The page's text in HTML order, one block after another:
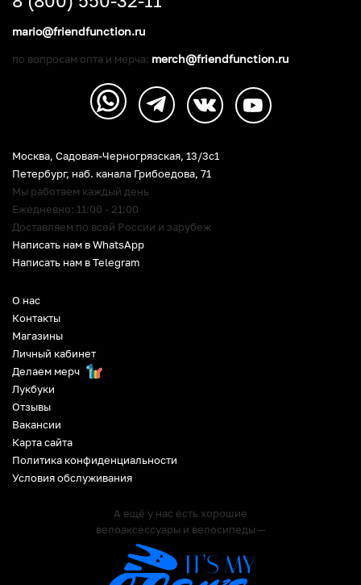
О нас
Контакты
Магазины
Личный кабинет
Делаем мерч
Лукбуки
Отзывы
Вакансии
Карта сайта
Политика конфиденциальности
Условия обслуживания
А ещё у нас есть хорошие
велоаксессуары и велосипеды —
Москва, Садовая-Черногрязская, 13/3c1
Петербург, наб. канала Грибоедова, 71
Мы работаем каждый день
Ежедневно: 11:00 - 21:00
Доставляем по всей России и зарубеж
Написать нам в WhatsApp
Написать нам в Telegram
mario@friendfunction.ru
по вопросам опта и мерча: merch@friendfunction.ru